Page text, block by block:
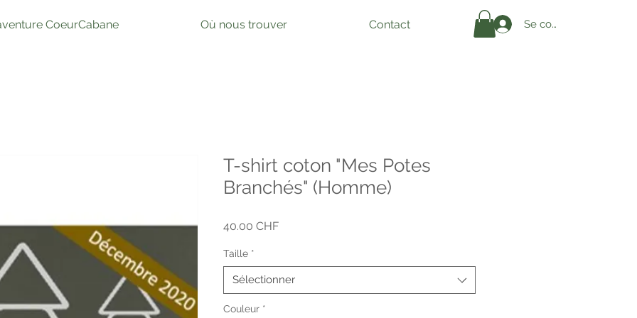
CoeurCabane Où nous trouver Contact Se connecter
T-shirt coton "Mes Potes
Branchés" (Homme)
40.00 CHFPrix
Taille *
Sélectionner
Couleur *